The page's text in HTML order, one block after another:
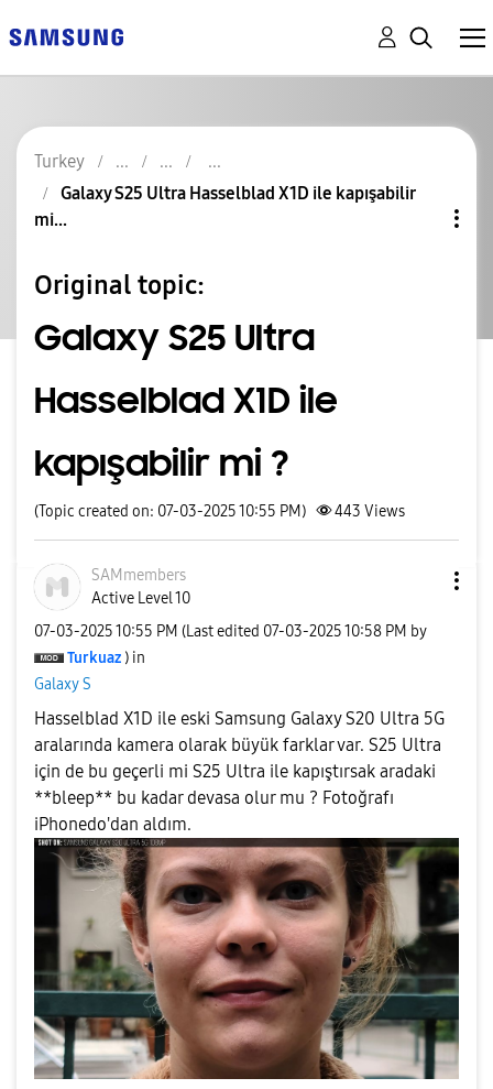
Turkey
Galaxy S25 Ultra Hasselblad X1D ile kapışabilir
mi...
Original topic:
Galaxy S25 Ultra
Hasselblad X1D ile
kapışabilir mi ?
(Topic created on: 07-03-2025 10:55 PM) 443 Views
SAMmembers
Active Level 10
‎07-03-202510:55 PM (Last edited ‎07-03-202510:58 PM by
Turkuaz ) in
Galaxy S
Hasselblad X1D ile eski Samsung Galaxy S20 Ultra 5G
aralarında kamera olarak büyük farklar var. S25 Ultra
için de bu geçerli mi S25 Ultra ile kapıştırsak aradaki
**bleep** bu kadar devasa olur mu ? Fotoğrafı
iPhonedo'dan aldım.